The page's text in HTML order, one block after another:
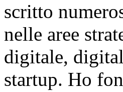
scritto
nelle aree
digitale,
startup. Ho